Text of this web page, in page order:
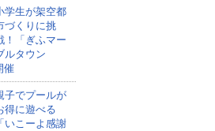
学生が架空都
づくりに挑
！「ぎふマー
ルタウン
催
子でプールが
得に遊べる
「いこーよ感謝